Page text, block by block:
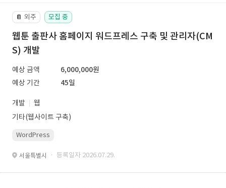
📔 외주 모집 중
웹툰 출판사 홈페이지 워드프레스 구축 및 관리자(CM
S) 개발
예상 금액
6,000,000원
예상 기간
45일
개발
웹
기타(웹사이트 구축)
WordPress
서울특별시 · 등록일자 2026.07.29.